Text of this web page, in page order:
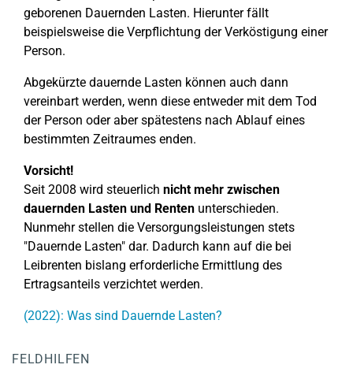
geborenen Dauernden Lasten. Hierunter fällt
beispielsweise die Verpflichtung der Verköstigung einer
Person.
Abgekürzte dauernde Lasten können auch dann
vereinbart werden, wenn diese entweder mit dem Tod
der Person oder aber spätestens nach Ablauf eines
bestimmten Zeitraumes enden.
Vorsicht!
Seit 2008 wird steuerlich nicht mehr zwischen
dauernden Lasten und Renten unterschieden.
Nunmehr stellen die Versorgungsleistungen stets
"Dauernde Lasten" dar. Dadurch kann auf die bei
Leibrenten bislang erforderliche Ermittlung des
Ertragsanteils verzichtet werden.
(2022): Was sind Dauernde Lasten?
FELDHILFEN